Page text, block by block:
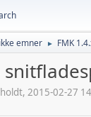
emner ► FMK
2015-02-27